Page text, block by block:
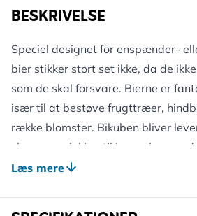
BESKRIVELSE
Speciel designet for enspænder-
bier stikker stort set ikke, da de
som de skal forsvare. Bierne er
især til at bestøve frugttræer,
række blomster. Bikuben bliver
skruer og pløkker til kunne hænge
samt en engelsk / tysk folder med
Læs mere